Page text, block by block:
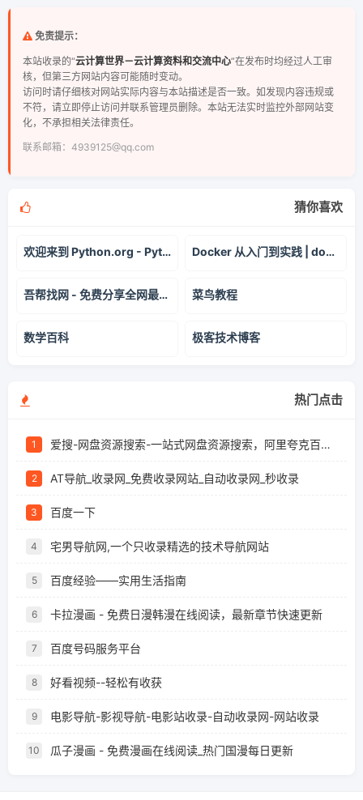
免责提示：
本站收录的“云计算世界－云计算资料和交流中心”在发布时均经过人工审
核，但第三方网站内容可能随时变动。
访问时请仔细核对网站实际内容与本站描述是否一致。如发现内容违规或
不符，请立即停止访问并联系管理员删除。本站无法实时监控外部网站变
化，不承担相关法律责任。
联系邮箱：4939125@qq.com
猜你喜欢
欢迎来到 Python.org - Python 编程语言 Docker 从入门到实践 | docker-practice.github.io
吾帮找网 - 免费分享全网最干货的东西 菜鸟教程
数学百科 极客技术博客
热门点击
1 爱搜-网盘资源搜索-一站式网盘资源搜索，阿里夸克百度迅雷UC全聚合
2 AT导航_收录网_免费收录网站_自动收录网_秒收录
3 百度一下
4 宅男导航网,一个只收录精选的技术导航网站
5 百度经验——实用生活指南
6 卡拉漫画 - 免费日漫韩漫在线阅读，最新章节快速更新
7 百度号码服务平台
8 好看视频--轻松有收获
9 电影导航-影视导航-电影站收录-自动收录网-网站收录
10 瓜子漫画 - 免费漫画在线阅读_热门国漫每日更新